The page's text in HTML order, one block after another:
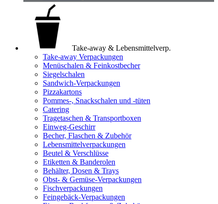
Take-away & Lebensmittelverp.
Take-away Verpackungen
Menüschalen & Feinkostbecher
Siegelschalen
Sandwich-Verpackungen
Pizzakartons
Pommes-, Snackschalen und -tüten
Catering
Tragetaschen & Transportboxen
Einweg-Geschirr
Becher, Flaschen & Zubehör
Lebensmittelverpackungen
Beutel & Verschlüsse
Etiketten & Banderolen
Behälter, Dosen & Trays
Obst- & Gemüse-Verpackungen
Fischverpackungen
Feingebäck-Verpackungen